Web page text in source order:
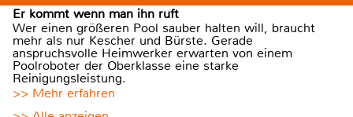
Er kommt wenn man ihn ruft
Wer einen größeren Pool sauber halten will, braucht
mehr als nur Kescher und Bürste. Gerade
anspruchsvolle Heimwerker erwarten von einem
Poolroboter der Oberklasse eine starke
Reinigungsleistung.
>> Mehr erfahren